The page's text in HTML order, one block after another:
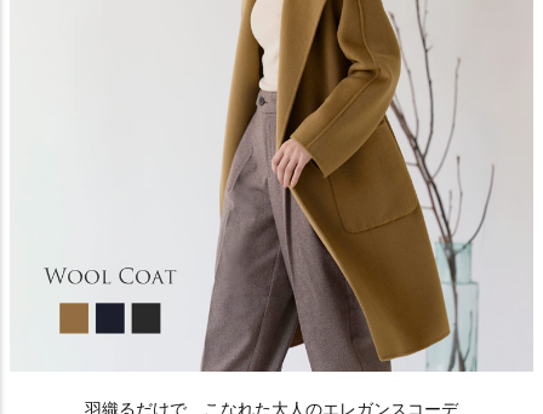
羽織るだけで、こなれた大人のエレガンスコーデ